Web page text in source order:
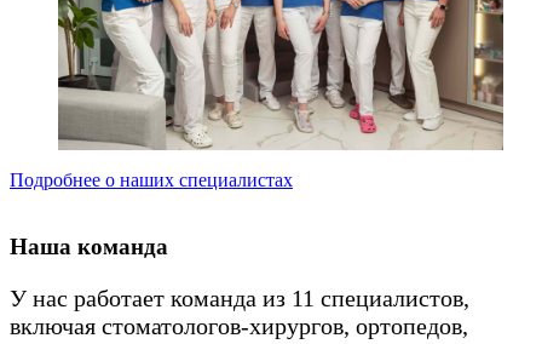
Подробнее о наших специалистах
Наша команда
У нас работает команда из 11 специалистов,
включая стоматологов-хирургов, ортопедов,